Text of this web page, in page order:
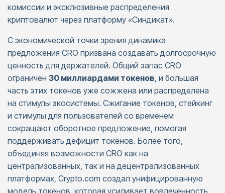
комиссии и эксклюзивные распределения
криптовалют через платформу «Синдикат».
С экономической точки зрения динамика
предложения CRO призвана создавать долгосрочную
ценность для держателей. Общий запас CRO
ограничен 30 миллиардами токенов, и большая
часть этих токенов уже сожжена или распределена
на стимулы экосистемы. Сжигание токенов, стейкинг
и стимулы для пользователей со временем
сокращают оборотное предложение, помогая
поддерживать дефицит токенов. Более того,
объединяя возможности CRO как на
централизованных, так и на децентрализованных
платформах, Crypto.com создал унифицированную
модель токенов, которая усиливает вовлеченность